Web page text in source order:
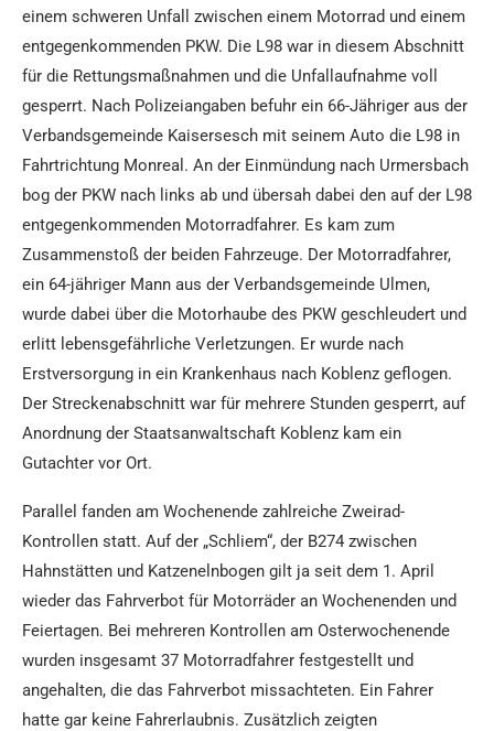
einem schweren Unfall zwischen einem Motorrad und einem
entgegenkommenden PKW. Die L98 war in diesem Abschnitt
für die Rettungsmaßnahmen und die Unfallaufnahme voll
gesperrt. Nach Polizeiangaben befuhr ein 66-Jähriger aus der
Verbandsgemeinde Kaisersesch mit seinem Auto die L98 in
Fahrtrichtung Monreal. An der Einmündung nach Urmersbach
bog der PKW nach links ab und übersah dabei den auf der L98
entgegenkommenden Motorradfahrer. Es kam zum
Zusammenstoß der beiden Fahrzeuge. Der Motorradfahrer,
ein 64-jähriger Mann aus der Verbandsgemeinde Ulmen,
wurde dabei über die Motorhaube des PKW geschleudert und
erlitt lebensgefährliche Verletzungen. Er wurde nach
Erstversorgung in ein Krankenhaus nach Koblenz geflogen.
Der Streckenabschnitt war für mehrere Stunden gesperrt, auf
Anordnung der Staatsanwaltschaft Koblenz kam ein
Gutachter vor Ort.
Parallel fanden am Wochenende zahlreiche Zweirad-
Kontrollen statt. Auf der „Schliem“, der B274 zwischen
Hahnstätten und Katzenelnbogen gilt ja seit dem 1. April
wieder das Fahrverbot für Motorräder an Wochenenden und
Feiertagen. Bei mehreren Kontrollen am Osterwochenende
wurden insgesamt 37 Motorradfahrer festgestellt und
angehalten, die das Fahrverbot missachteten. Ein Fahrer
hatte gar keine Fahrerlaubnis. Zusätzlich zeigten